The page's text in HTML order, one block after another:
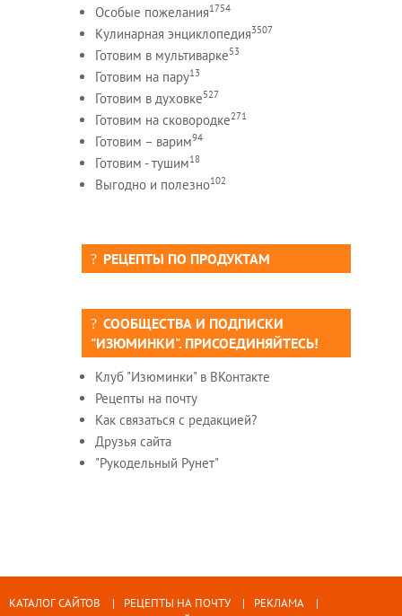
Особые пожелания1754
Кулинарная энциклопедия3507
Готовим в мультиварке53
Готовим на пару13
Готовим в духовке527
Готовим на сковородке271
Готовим – варим94
Готовим - тушим18
Выгодно и полезно102
РЕЦЕПТЫ ПО ПРОДУКТАМ
СООБЩЕСТВА И ПОДПИСКИ
"ИЗЮМИНКИ". ПРИСОЕДИНЯЙТЕСЬ!
Клуб "Изюминки" в ВКонтакте
Рецепты на почту
Как связаться с редакцией?
Друзья сайта
"Рукодельный Рунет"
КАТАЛОГ САЙТОВ РЕЦЕПТЫ НА ПОЧТУ
РЕКЛАМА